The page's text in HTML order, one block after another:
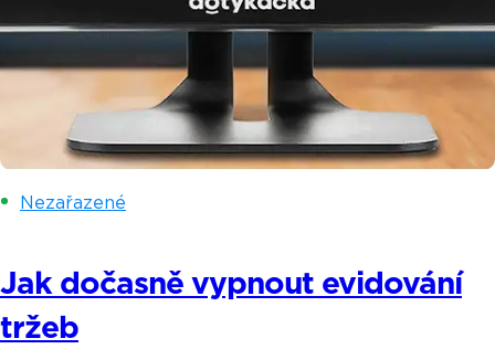
Nezařazené
Jak dočasně vypnout evidování
tržeb